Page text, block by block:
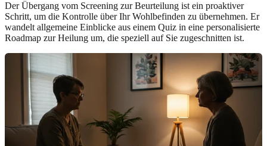
Der Übergang vom Screening zur Beurteilung ist ein proaktiver
Schritt, um die Kontrolle über Ihr Wohlbefinden zu übernehmen. Er
wandelt allgemeine Einblicke aus einem Quiz in eine personalisierte
Roadmap zur Heilung um, die speziell auf Sie zugeschnitten ist.